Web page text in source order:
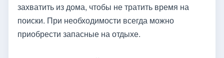
захватить из дома, чтобы не тратить время на
поиски. При необходимости всегда можно
приобрести запасные на отдыхе.